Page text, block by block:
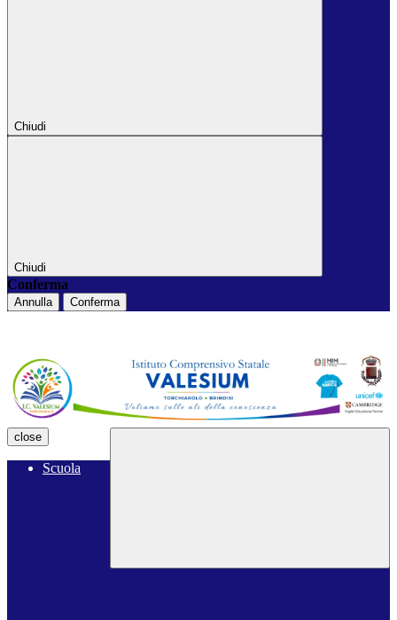
Chiudi
Chiudi
Conferma
Annulla Conferma
close
Scuola